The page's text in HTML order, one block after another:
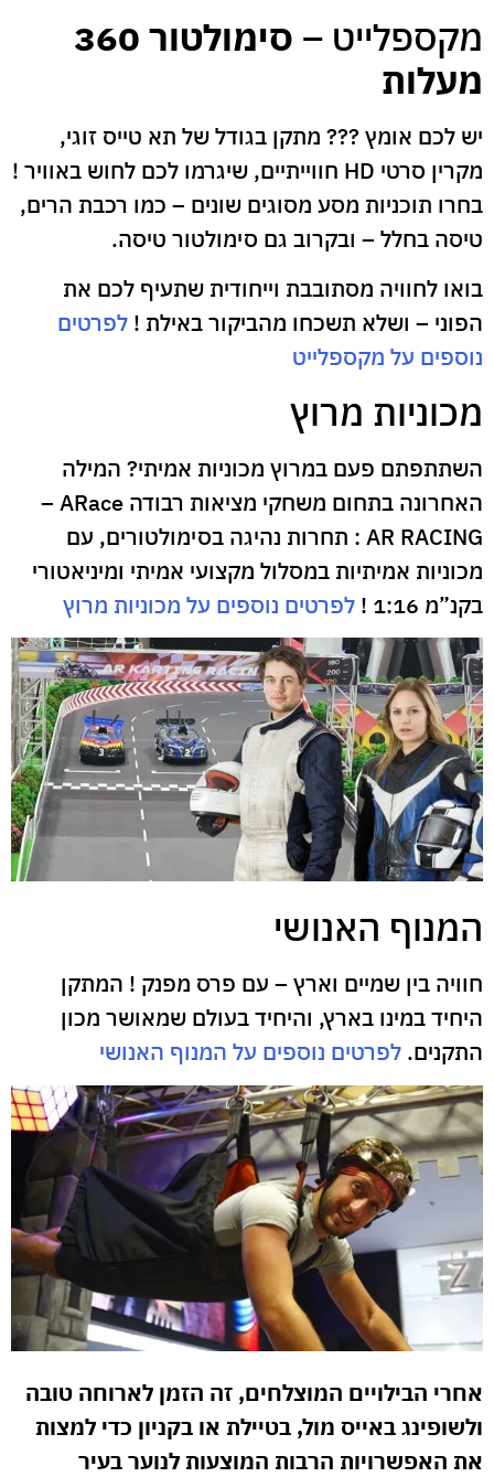
מקספלייט –
סימולטור 360
מעלות
יש לכם אומץ ??? מתקן בגודל של תא טייס זוגי,
מקרין סרטי HD חווייתיים, שיגרמו לכם לחוש באוויר !
בחרו תוכניות מסע מסוגים שונים – כמו רכבת הרים,
טיסה בחלל – ובקרוב גם סימולטור טיסה.
בואו לחוויה מסתובבת וייחודית שתעיף לכם את
הפוני – ושלא תשכחו מהביקור באילת ! לפרטים
נוספים על מקספלייט
מכוניות מרוץ
השתתפתם פעם במרוץ מכוניות אמיתי? המילה
האחרונה בתחום משחקי מציאות רבודה ARace –
AR RACING : תחרות נהיגה בסימולטורים, עם
מכוניות אמיתיות במסלול מקצועי אמיתי ומיניאטורי
בקנ”מ 1:16 !
לפרטים נוספים על מכוניות מרוץ
המנוף האנושי
חוויה בין שמיים וארץ – עם פרס מפנק ! המתקן
היחיד במינו בארץ, והיחיד בעולם שמאושר מכון
התקנים. לפרטים נוספים על המנוף האנושי
אחרי הבילויים המוצלחים, זה הזמן לארוחה טובה
ולשופינג באייס מול, בטיילת או בקניון כדי למצות
את האפשרויות הרבות המוצעות לנוער בעיר